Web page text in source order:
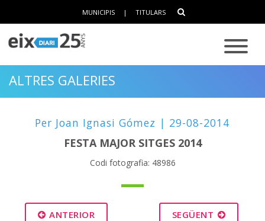
MUNICIPIS | TITULARS
ALTRES GALERIES
Per Joan Ignasi Gómez | 29-08-2014
FESTA MAJOR SITGES 2014
Codi fotografia: 48986
ANTERIOR SEGÜENT